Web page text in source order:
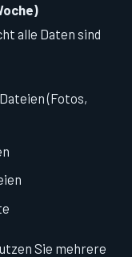
alle Daten sind
(Fotos,
Sie mehrere